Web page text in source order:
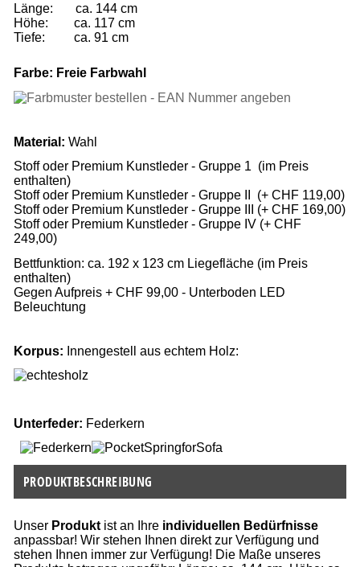
Länge: ca. 144 cm
Höhe: ca. 117 cm
Tiefe: ca. 91 cm
Farbe: Freie Farbwahl
Material: Wahl
Stoff oder Premium Kunstleder - Gruppe 1 (im Preis
enthalten)
Stoff oder Premium Kunstleder - Gruppe II (+ CHF 119,00)
Stoff oder Premium Kunstleder - Gruppe III (+ CHF 169,00)
Stoff oder Premium Kunstleder - Gruppe IV (+ CHF
249,00)
Bettfunktion: ca. 192 x 123 cm Liegefläche (im Preis
enthalten)
Gegen Aufpreis + CHF 99,00 - Unterboden LED
Beleuchtung
Korpus: Innengestell aus echtem Holz:
Unterfeder: Federkern
PRODUKTBESCHREIBUNG
Unser Produkt ist an Ihre individuellen Bedürfnisse
anpassbar! Wir stehen Ihnen direkt zur Verfügung und
stehen Ihnen immer zur Verfügung! Die Maße unseres